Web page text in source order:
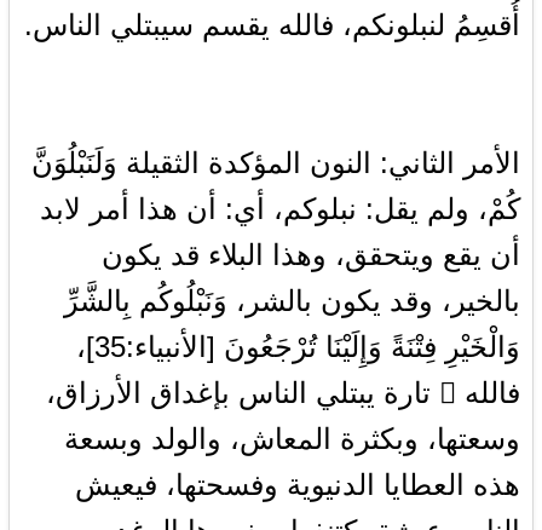
أُقسِمُ لنبلونكم، فالله يقسم سيبتلي الناس.
الأمر الثاني: النون المؤكدة الثقيلة وَلَنَبْلُوَنَّ
كُمْ، ولم يقل: نبلوكم، أي: أن هذا أمر لابد
أن يقع ويتحقق، وهذا البلاء قد يكون
بالخير، وقد يكون بالشر، وَنَبْلُوكُم بِالشَّرِّ
وَالْخَيْرِ فِتْنَةً وَإِلَيْنَا تُرْجَعُونَ [الأنبياء:35]،
فالله  تارة يبتلي الناس بإغداق الأرزاق،
وسعتها، وبكثرة المعاش، والولد وبسعة
هذه العطايا الدنيوية وفسحتها، فيعيش